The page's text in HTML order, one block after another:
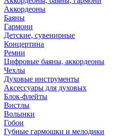
Аккордеоны
Баяны
Гармони
Детские, сувенирные
Концертина
Ремни
Цифровые баяны, аккордеоны
Чехлы
Духовые инструменты
Аксессуары для духовых
Блок-флейты
Вистлы
Волынки
Гобои
Губные гармошки и мелодики